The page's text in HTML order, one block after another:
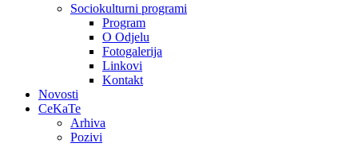
Sociokulturni programi
Program
O Odjelu
Fotogalerija
Linkovi
Kontakt
Novosti
CeKaTe
Arhiva
Pozivi